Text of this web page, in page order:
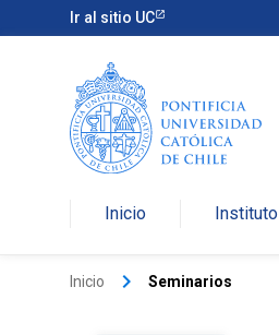
Ir al sitio UC
Inicio Instituto
Inicio keyboard_arrow_right Seminarios